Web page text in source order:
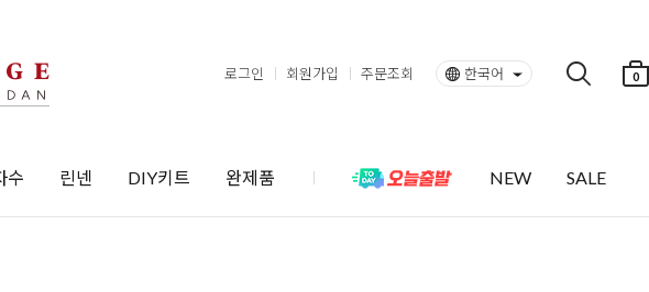
로그인 회원가입 주문조회 한국어 0
수 린넨 DIY키트 완제품 NEW SALE